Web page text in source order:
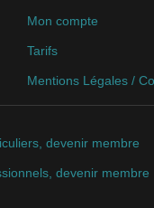
Mon compte
Tarifs
Mentions Légales /
devenir membre
devenir membre